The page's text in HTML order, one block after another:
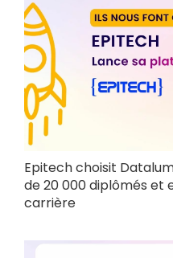
Epitech choisit
de 20 000 diplômés et
carrière